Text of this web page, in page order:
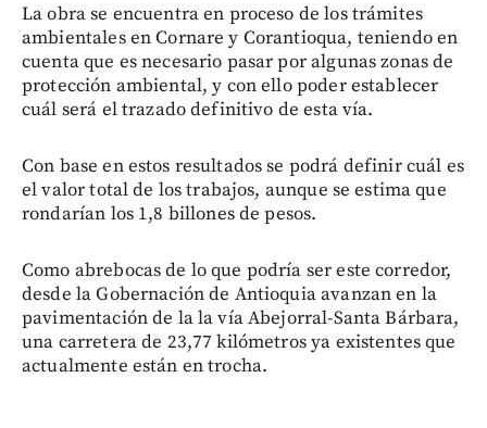
La obra se encuentra en proceso de los trámites
ambientales en Cornare y Corantioqua, teniendo en
cuenta que es necesario pasar por algunas zonas de
protección ambiental, y con ello poder establecer
cuál será el trazado definitivo de esta vía.
Con base en estos resultados se podrá definir cuál es
el valor total de los trabajos, aunque se estima que
rondarían los 1,8 billones de pesos.
Como abrebocas de lo que podría ser este corredor,
desde la Gobernación de Antioquia avanzan en la
pavimentación de la la vía Abejorral-Santa Bárbara,
una carretera de 23,77 kilómetros ya existentes que
actualmente están en trocha.